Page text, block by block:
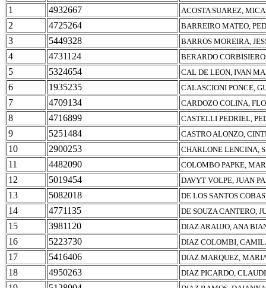
1
4932667 ACOSTA SUAREZ,
2 4725264 BARREIRO MATEO,
3 5449328 BARROS MOREIRA,
4 4731124 BERARDO
5 5324654 CAL DE LEON, IVAN
6 1935235 CALASCIONI PONCE,
7 4709134 CARDOZO COLINA,
8 4716899 CASTELLI PEDRIEL,
9 5251484 CASTRO ALONZO,
10 2900253 CHARLONE LENCINA,
11 4482090 COLOMBO PAPKE,
12 5019454 DAVYT VOLPE, JUAN
13 5082018 DE LOS SANTOS
14 4771135 DE SOUZA CANTERO,
15 3981120 DIAZ ARAUJO, ANA
16 5223730 DIAZ COLOMBI,
17 5416406 DIAZ MARQUEZ,
18 4950263 DIAZ PICARDO,